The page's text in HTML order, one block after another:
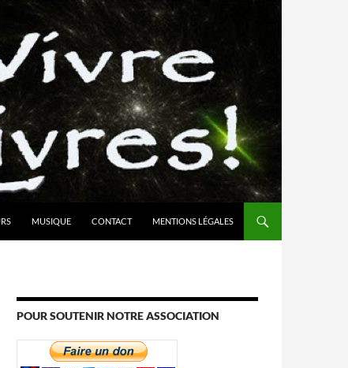
MUSIQUE CONTACT MENTIONS LÉGALES
POUR SOUTENIR NOTRE ASSOCIATION